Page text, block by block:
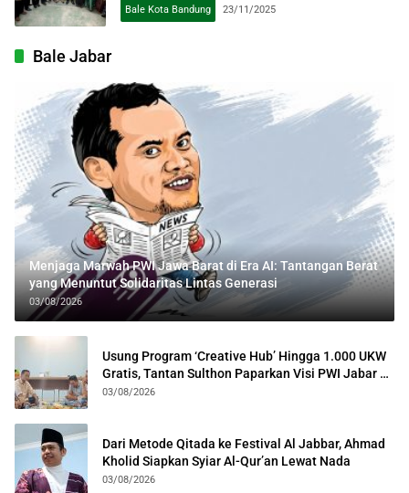
Bale Kota Bandung 23/11/2025
Bale Jabar
Menjaga Marwah PWI Jawa Barat di Era AI: Tantangan Berat
yang Menuntut Solidaritas Lintas Generasi
03/08/2026
Usung Program ‘Creative Hub’ Hingga 1.000 UKW
Gratis, Tantan Sulthon Paparkan Visi PWI Jabar di
Kota Bogor
03/08/2026
Dari Metode Qitada ke Festival Al Jabbar, Ahmad
Kholid Siapkan Syiar Al-Qur’an Lewat Nada
03/08/2026